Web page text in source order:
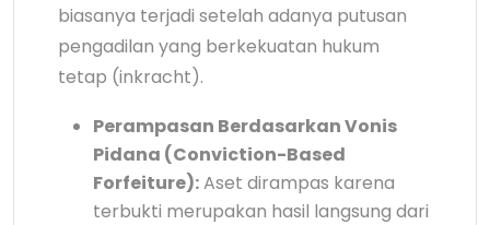
biasanya terjadi setelah adanya putusan
pengadilan yang berkekuatan hukum
tetap (inkracht).
Perampasan Berdasarkan Vonis
Pidana (Conviction-Based
Forfeiture):Aset dirampas karena
terbukti merupakan hasil langsung dari